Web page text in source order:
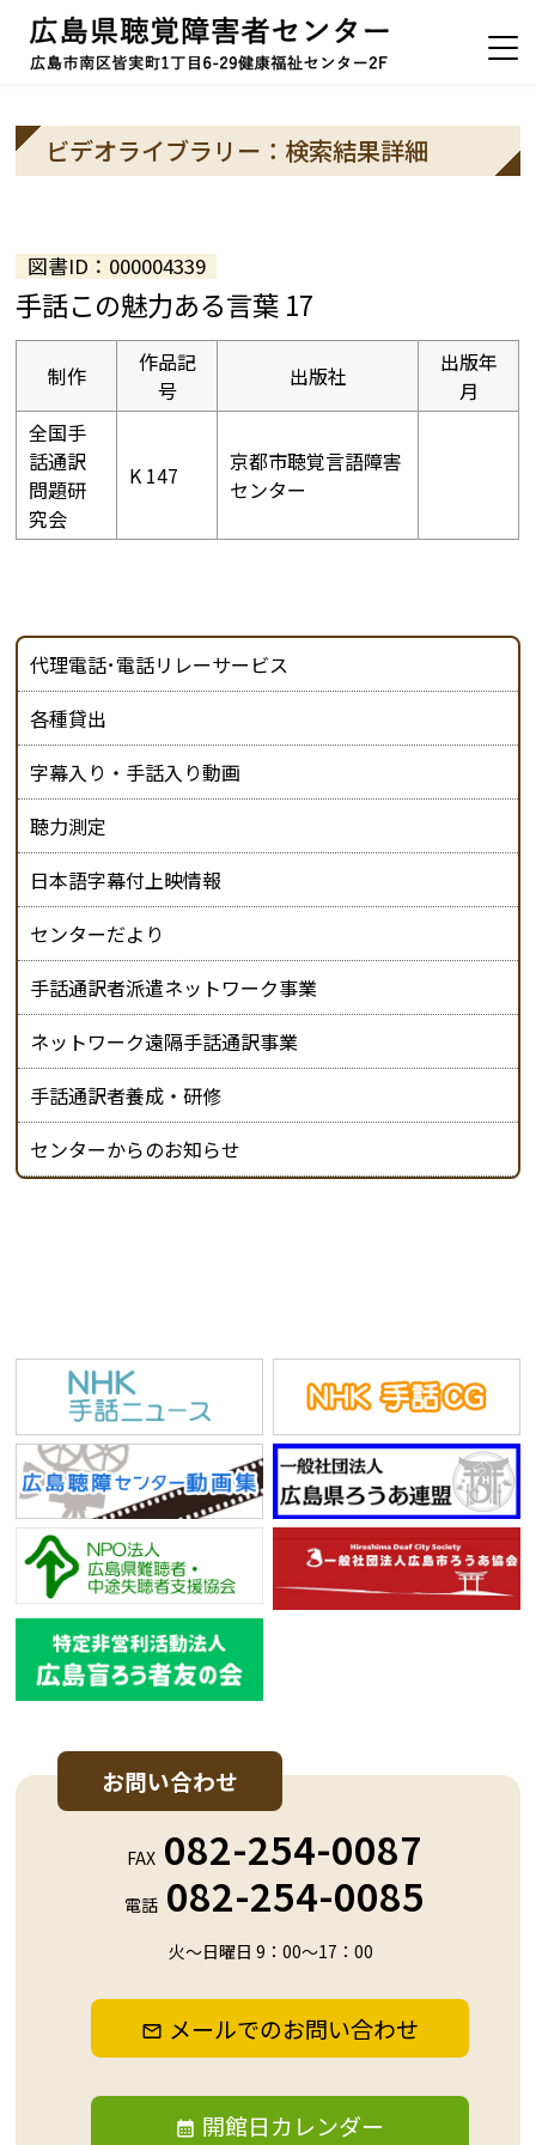
ビデオライブラリー：検索結果詳細
図書ID：000004339
手話この魅力ある言葉 17
制作
作品記
号
出版社
出版年
月
全国手
話通訳
問題研
究会
K 147
京都市聴覚言語障害
センター
代理電話･電話リレーサービス
各種貸出
字幕入り・手話入り動画
聴力測定
日本語字幕付上映情報
センターだより
手話通訳者派遣ネットワーク事業
ネットワーク遠隔手話通訳事業
手話通訳者養成・研修
センターからのお知らせ
お問い合わせ
FAX 082-254-0087
電話 082-254-0085
火～日曜日 9：00～17：00
メールでのお問い合わせ
開館日カレンダー